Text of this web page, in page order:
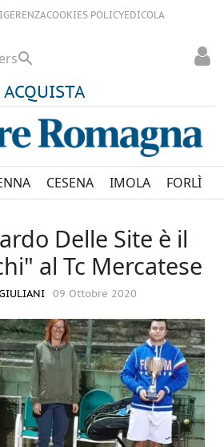
GERENZACOOKIES POLICYEDICOLA
ACQUISTA
CESENA IMOLA FORLÌ
Delle Site è il
al Tc Mercatese
09 Ottobre 2020